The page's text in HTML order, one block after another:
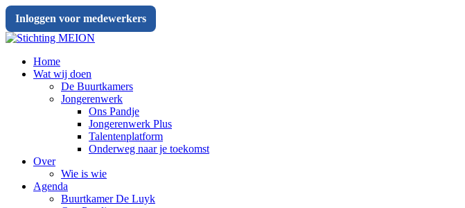
Inloggen voor medewerkers
Home
Wat wij doen
De Buurtkamers
Jongerenwerk
Ons Pandje
Jongerenwerk Plus
Talentenplatform
Onderweg naar je toekomst
Over
Wie is wie
Agenda
Buurtkamer De Luyk